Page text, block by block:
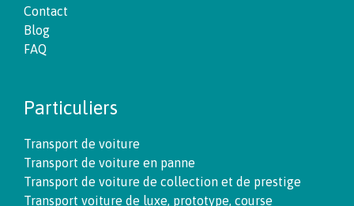
Contact
Blog
FAQ
Particuliers
Transport de voiture
Transport de voiture en panne
Transport de voiture de collection et de prestige
Transport voiture de luxe, prototype, course